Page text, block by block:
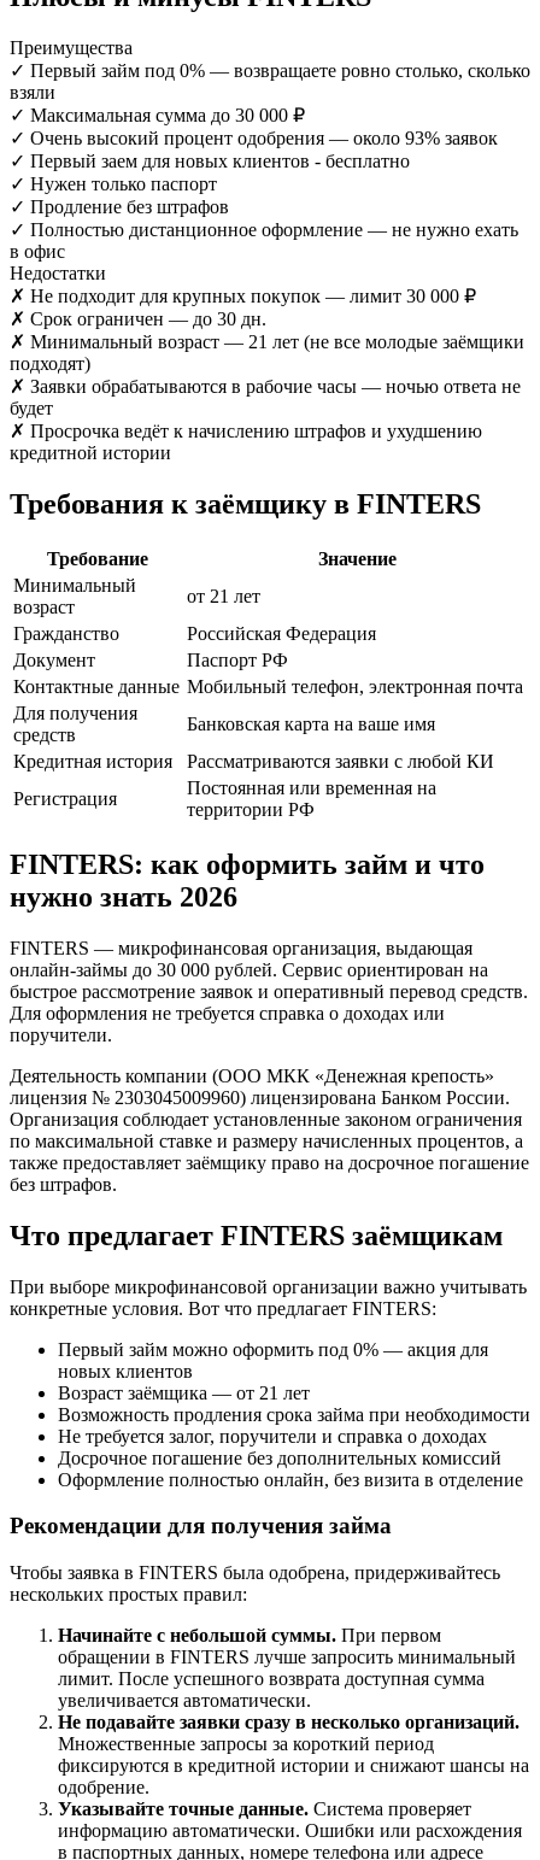
Преимущества
✓ Первый займ под 0% — возвращаете ровно столько, сколько
взяли
✓ Максимальная сумма до 30 000 ₽
✓ Очень высокий процент одобрения — около 93% заявок
✓ Первый заем для новых клиентов - бесплатно
✓ Нужен только паспорт
✓ Продление без штрафов
✓ Полностью дистанционное оформление — не нужно ехать
в офис
Недостатки
✗ Не подходит для крупных покупок — лимит 30 000 ₽
✗ Срок ограничен — до 30 дн.
✗ Минимальный возраст — 21 лет (не все молодые заёмщики
подходят)
✗ Заявки обрабатываются в рабочие часы — ночью ответа не
будет
✗ Просрочка ведёт к начислению штрафов и ухудшению
кредитной истории
Требования к заёмщику в FINTERS
Требование
Значение
Минимальный
возраст
от 21 лет
Гражданство
Российская Федерация
Документ
Паспорт РФ
Контактные данные Мобильный телефон, электронная почта
Для получения
средств
Банковская карта на ваше имя
Кредитная история
Рассматриваются заявки с любой КИ
Регистрация
Постоянная или временная на
территории РФ
FINTERS: как оформить займ и что
нужно знать 2026
FINTERS — микрофинансовая организация, выдающая
онлайн-займы до 30 000 рублей. Сервис ориентирован на
быстрое рассмотрение заявок и оперативный перевод средств.
Для оформления не требуется справка о доходах или
поручители.
Деятельность компании (ООО МКК «Денежная крепость»
лицензия № 2303045009960) лицензирована Банком России.
Организация соблюдает установленные законом ограничения
по максимальной ставке и размеру начисленных процентов, а
также предоставляет заёмщику право на досрочное погашение
без штрафов.
Что предлагает FINTERS заёмщикам
При выборе микрофинансовой организации важно учитывать
конкретные условия. Вот что предлагает FINTERS:
Первый займ можно оформить под 0% — акция для
новых клиентов
Возраст заёмщика — от 21 лет
Возможность продления срока займа при необходимости
Не требуется залог, поручители и справка о доходах
Досрочное погашение без дополнительных комиссий
Оформление полностью онлайн, без визита в отделение
Рекомендации для получения займа
Чтобы заявка в FINTERS была одобрена, придерживайтесь
нескольких простых правил:
Начинайте с небольшой суммы. При первом
обращении в FINTERS лучше запросить минимальный
лимит. После успешного возврата доступная сумма
увеличивается автоматически.
Не подавайте заявки сразу в несколько организаций.
Множественные запросы за короткий период
фиксируются в кредитной истории и снижают шансы на
одобрение.
Указывайте точные данные. Система проверяет
информацию автоматически. Ошибки или расхождения
в паспортных данных, номере телефона или адресе